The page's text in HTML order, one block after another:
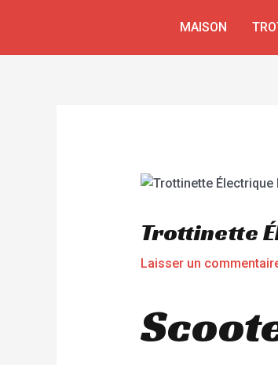
MAISON
Trottinette
Laisser un